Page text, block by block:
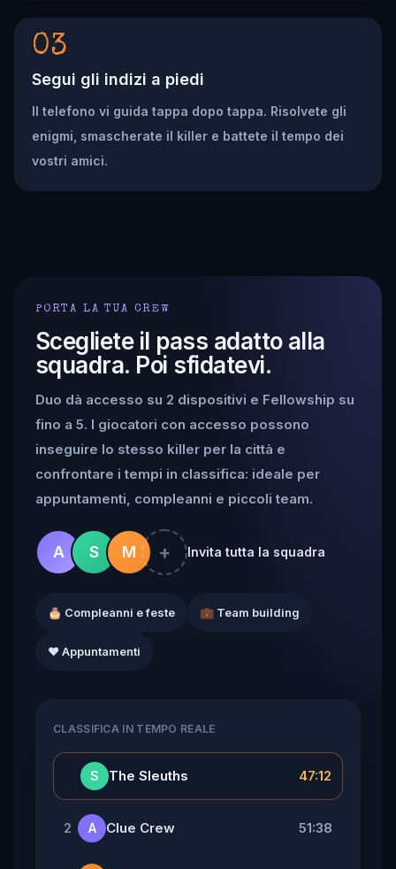
03
Segui gli indizi a piedi
Il telefono vi guida tappa dopo tappa. Risolvete gli
enigmi, smascherate il killer e battete il tempo dei
vostri amici.
PORTA LA TUA CREW
Scegliete il pass adatto alla
squadra. Poi sfidatevi.
Duo dà accesso su 2 dispositivi e Fellowship su
fino a 5. I giocatori con accesso possono
inseguire lo stesso killer per la città e
confrontare i tempi in classifica: ideale per
appuntamenti, compleanni e piccoli team.
A S M + Invita tutta la squadra
🎂 Compleanni e feste 💼 Team building
❤️ Appuntamenti
CLASSIFICA IN TEMPO REALE
S The Sleuths 47:12
2 A Clue Crew 51:38